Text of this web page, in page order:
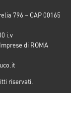
796 – CAP 00165
i.v
di ROMA
riservati.